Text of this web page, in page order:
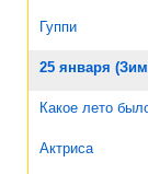
Гуппи
25 января
Какое лето
Актриса